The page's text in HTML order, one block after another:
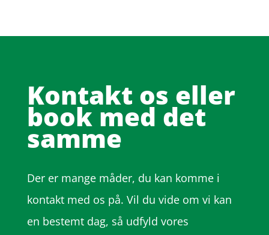
Kontakt os eller
book med det
samme
Der er mange måder, du kan komme i
kontakt med os på. Vil du vide om vi kan
en bestemt dag, så udfyld vores